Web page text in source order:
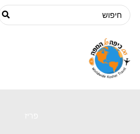
דילוג
לתוכן
Search
for: